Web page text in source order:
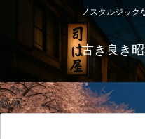
ノスタルジック
古き良き
検索